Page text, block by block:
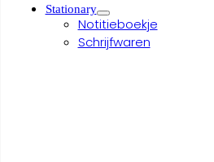
Stationary
Notitieboekje
Schrijfwaren